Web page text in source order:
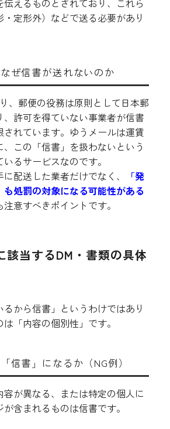
定形外）などで送る必要があり
ぜ信書が送れないのか
、郵便の役務は原則として日本郵
許可を得ていない事業者が信書
されています。ゆうメールは運賃
この「信書」を扱わないという
るサービスなのです。
配送した業者だけでなく、
「発
処罰の対象になる可能性がある
意すべきポイントです。
該当するDM・書類の具体
るから信書」というわけではあり
「内容の個別性」です。
信書」になるか（NG例）
が異なる、または特定の個人に
含まれるものは信書です。